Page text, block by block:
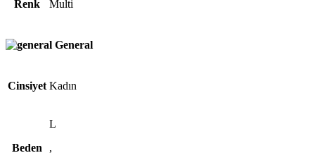
Renk Multi̇
General
Cinsiyet Kadın
Beden
L
,